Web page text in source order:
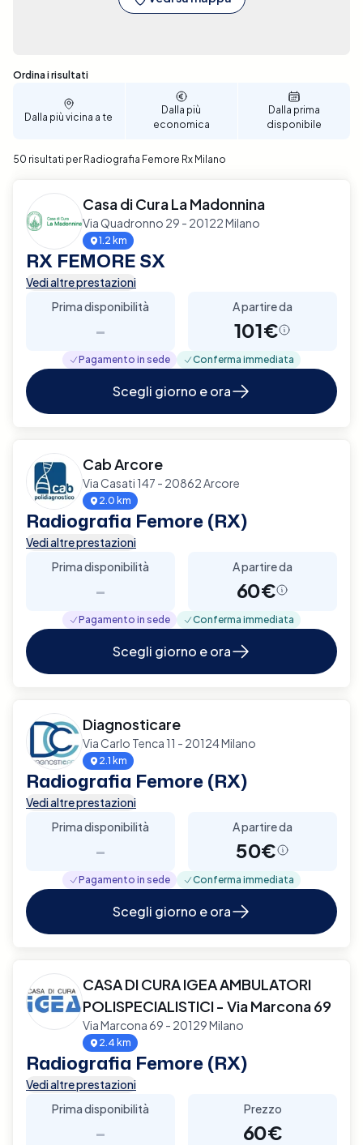
Sono stati trovati 50 risultati
Ordina i risultati
Dalla più vicina a te
Dalla più
economica
Dalla prima
disponibile
50 risultati per Radiografia Femore Rx Milano
Casa di Cura La Madonnina
Via Quadronno 29 - 20122 Milano
1.2 km
RX FEMORE SX
Vedi altre prestazioni
Prima disponibilità
-
A partire da
101€
Pagamento in sede Conferma immediata
Scegli giorno e ora
Cab Arcore
Via Casati 147 - 20862 Arcore
2.0 km
Radiografia Femore (RX)
Vedi altre prestazioni
Prima disponibilità
-
A partire da
60€
Pagamento in sede Conferma immediata
Scegli giorno e ora
Diagnosticare
Via Carlo Tenca 11 - 20124 Milano
2.1 km
Radiografia Femore (RX)
Vedi altre prestazioni
Prima disponibilità
-
A partire da
50€
Pagamento in sede Conferma immediata
Scegli giorno e ora
CASA DI CURA IGEA AMBULATORI
POLISPECIALISTICI - Via Marcona 69
Via Marcona 69 - 20129 Milano
2.4 km
Radiografia Femore (RX)
Vedi altre prestazioni
Prima disponibilità
-
Prezzo
60€